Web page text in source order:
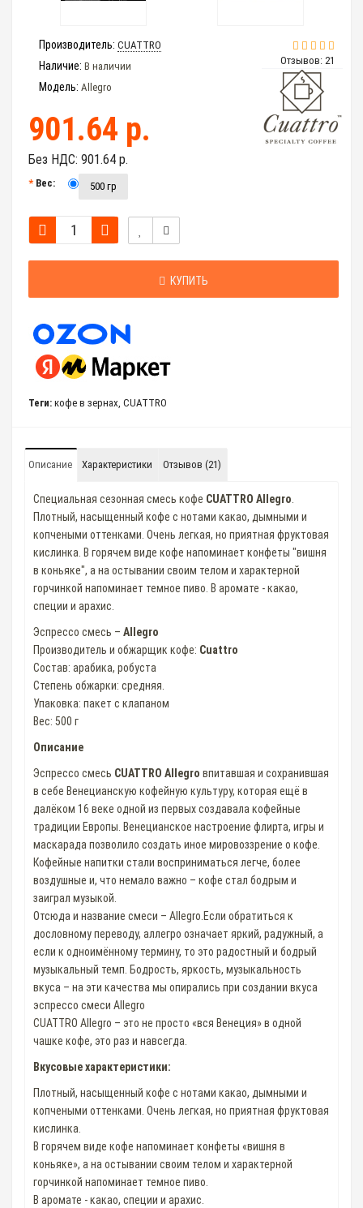
Отзывов: 21
Производитель: CUATTRO
Наличие: В наличии
Модель: Allegro
901.64 р.
Без НДС: 901.64 р.
Вес: 500 гр
КУПИТЬ
Теги: кофе в зернах, CUATTRO
Описание Характеристики Отзывов (21)
Специальная сезонная смесь кофе CUATTRO Allegro
Плотный, насыщенный кофе с нотами какао, дымными и
копчеными оттенками. Очень легкая, но приятная фруктовая
кислинка. В горячем виде кофе напоминает конфеты "вишня
в коньяке", а на остывании своим телом и характерной
горчинкой напоминает темное пиво. В аромате - какао,
специи и арахис.
Эспрессо смесь – Allegro
Производитель и обжарщик кофе: Cuattro
Состав: арабика, робуста
Степень обжарки: средняя.
Упаковка: пакет с клапаном
Вес: 500 г
Описание
Эспрессо смесь CUATTRO Allegro впитавшая и сохранившая
в себе Венецианскую кофейную культуру, которая ещё в
далёком 16 веке одной из первых создавала кофейные
традиции Европы. Венецианское настроение флирта, игры и
маскарада позволило создать иное мировоззрение о кофе.
Кофейные напитки стали восприниматься легче, более
воздушные и, что немало важно – кофе стал бодрым и
заиграл музыкой.
Отсюда и название смеси – Allegro.Если обратиться к
дословному переводу, аллегро означает яркий, радужный, а
если к одноимённому термину, то это радостный и бодрый
музыкальный темп. Бодрость, яркость, музыкальность
вкуса – на эти качества мы опирались при создании вкуса
эспрессо смеси Allegro
CUATTRO Allegro – это не просто «вся Венеция» в одной
чашке кофе, это раз и навсегда.
Вкусовые характеристики:
Плотный, насыщенный кофе с нотами какао, дымными и
копчеными оттенками. Очень легкая, но приятная фруктовая
кислинка.
В горячем виде кофе напоминает конфеты «вишня в
коньяке», а на остывании своим телом и характерной
горчинкой напоминает темное пиво.
В аромате - какао, специи и арахис.